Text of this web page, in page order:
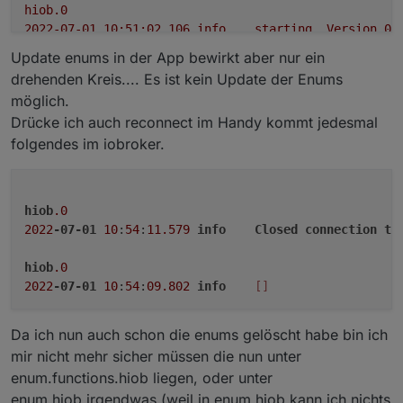
hiob.0
info starting. Version
hiob.0
2022-07-01 10:51:01.801 debug States connected to
hiob.0
hiob.0
hiob.0
hiob.0
debug
Update enums in der App bewirkt aber nur ein
drehenden Kreis.... Es ist kein Update der Enums
möglich.
Drücke ich auch reconnect im Handy kommt jedesmal
folgendes im iobroker.
hiob.0
2022-07-01 10: 54: 11.579 info Closed connection to
hiob.0
2022-07-01 10: 54: 09.802 info []
Da ich nun auch schon die enums gelöscht habe bin ich
mir nicht mehr sicher müssen die nun unter
enum.functions.hiob liegen, oder unter